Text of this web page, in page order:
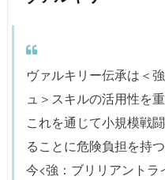
ヴァルキリー伝承は＜
ュ＞スキルの活用性を
これを通じて小規模戦
ることに危険負担を持
今<強：ブリリアント